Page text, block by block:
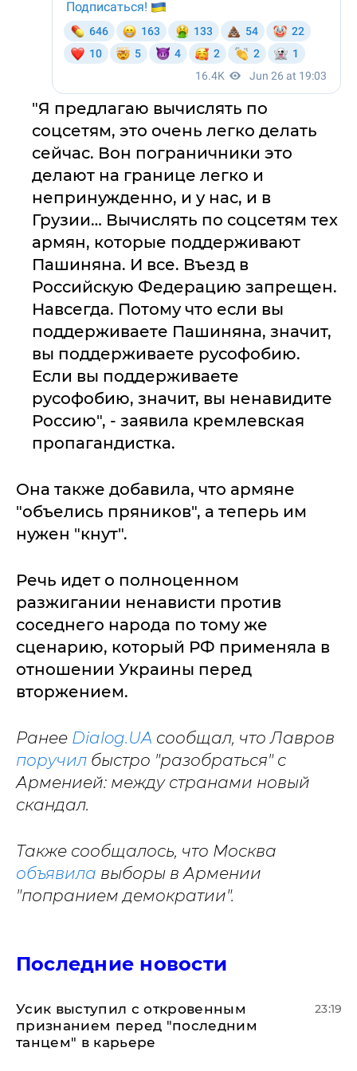
"Я предлагаю вычислять по
соцсетям, это очень легко делать
сейчас. Вон пограничники это
делают на границе легко и
непринужденно, и у нас, и в
Грузии… Вычислять по соцсетям тех
армян, которые поддерживают
Пашиняна. И все. Въезд в
Российскую Федерацию запрещен.
Навсегда. Потому что если вы
поддерживаете Пашиняна, значит,
вы поддерживаете русофобию.
Если вы поддерживаете
русофобию, значит, вы ненавидите
Россию", - заявила кремлевская
пропагандистка.
Она также добавила, что армяне
"объелись пряников", а теперь им
нужен "кнут".
Речь идет о полноценном
разжигании ненависти против
соседнего народа по тому же
сценарию, который РФ применяла в
отношении Украины перед
вторжением.
Ранее Dialog.UA сообщал, что Лавров
поручил быстро "разобраться" с
Арменией: между странами новый
скандал.
Также сообщалось, что Москва
объявила выборы в Армении
"попранием демократии".
Последние новости
Усик выступил с откровенным
признанием перед "последним
танцем" в карьере
23:19